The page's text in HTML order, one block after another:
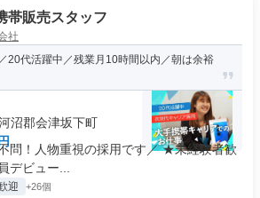
帯販売スタッフ
社
20代活躍中／残業月10時間以内／朝は余裕
沼郡会津坂下町
問！人物重視の採用です／ ★未経験者歓
ビュー...
迎 +26個